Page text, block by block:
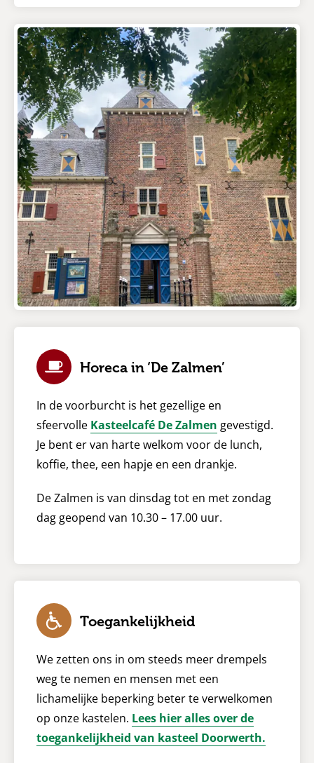
Horeca in ‘De Zalmen’
In de voorburcht is het gezellige en
sfeervolle Kasteelcafé De Zalmen gevestigd.
Je bent er van harte welkom voor de lunch,
koffie, thee, een hapje en een drankje.
De Zalmen is van dinsdag tot en met zondag
dag geopend van 10.30 – 17.00 uur.
Toegankelijkheid
We zetten ons in om steeds meer drempels
weg te nemen en mensen met een
lichamelijke beperking beter te verwelkomen
op onze kastelen. Lees hier alles over de
toegankelijkheid van kasteel Doorwerth.